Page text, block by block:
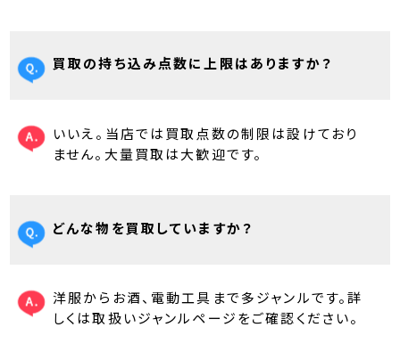
買取の持ち込み点数に上限はありますか？
いいえ。当店では買取点数の制限は設けており
ません。大量買取は大歓迎です。
どんな物を買取していますか？
洋服からお酒、電動工具まで多ジャンルです。詳
しくは取扱いジャンルページをご確認ください。